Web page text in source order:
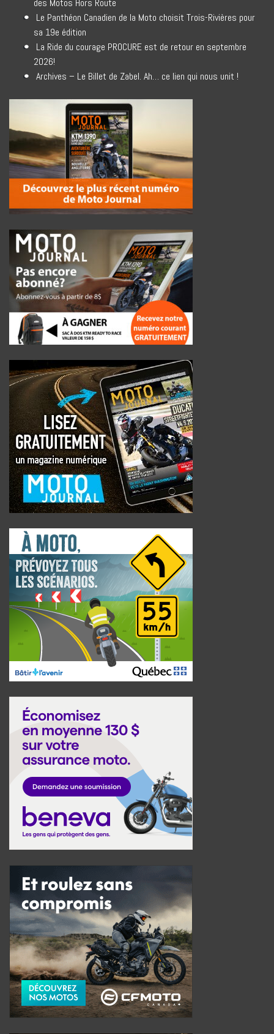
des Motos Hors Route
Le Panthéon Canadien de la Moto choisit Trois-Rivières pour
sa 19e édition
La Ride du courage PROCURE est de retour en septembre
2026!
Archives – Le Billet de Zabel. Ah… ce lien qui nous unit !